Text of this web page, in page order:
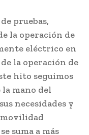
pruebas,
la operación de
eléctrico en
la operación de
hito seguimos
mano del
necesidades y
suma a más